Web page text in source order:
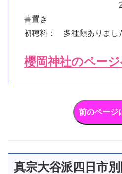
書置き
初穂料： 多種類ありまし
櫻岡神社のペー
真宗大谷派四日市